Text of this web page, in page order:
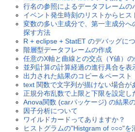
行名の参照によるデータフレームの
イベント発生時刻のリストからヒス
変数の多い主成分で、第一主成分へ
探す方法
R + eclipse + StatET のデバッグに
階層型データフレームの作成
任意のX軸と曲線との交点（Y値）
並列計算の計算経過の進行具合を表
出力された結果のコピー＆ペースト
text 関数で文字列が描けない場合が
正規分布乱数で上限と下限を設定し
Anova関数 (carパッケージ) の結果
因子分析について
ワイルドカードってありますか？
ヒストグラムの"Histgram of ○○○"を